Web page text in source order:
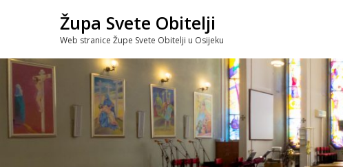
Župa Svete Obitelji
Web stranice Župe Svete Obitelji u Osijeku